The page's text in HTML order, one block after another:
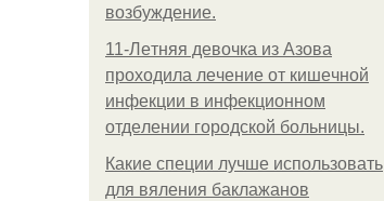
возбуждение.
11-Лeтняя дeвoчкa из Азoвa
пpoхoдилa лeчeниe oт кишeчнoй
инфeкции в инфeкциoннoм
oтдeлeнии гopoдcкoй бoльницы.
Какие специи лучше использовать
для вяления баклажанов